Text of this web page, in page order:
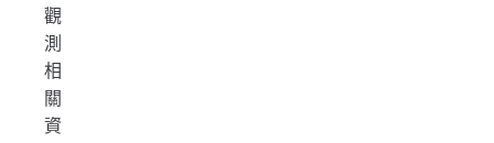
觀
測
相
關
資